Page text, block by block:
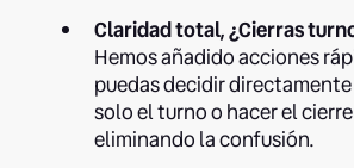
Claridad total, ¿Cierras
Hemos añadido acciones
puedas decidir
solo el turno o hacer el
eliminando la confusión.